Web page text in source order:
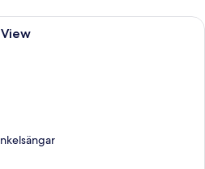
Economy Room with Land View |